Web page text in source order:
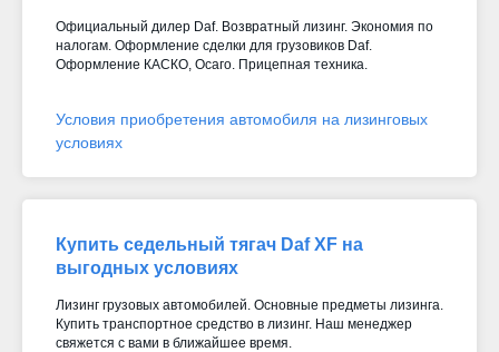
Официальный дилер Daf. Возвратный лизинг. Экономия по
налогам. Оформление сделки для грузовиков Daf.
Оформление КАСКО, Осаго. Прицепная техника.
Условия приобретения автомобиля на лизинговых
условиях
Купить седельный тягач Daf XF на
выгодных условиях
Лизинг грузовых автомобилей. Основные предметы лизинга.
Купить транспортное средство в лизинг. Наш менеджер
свяжется с вами в ближайшее время.